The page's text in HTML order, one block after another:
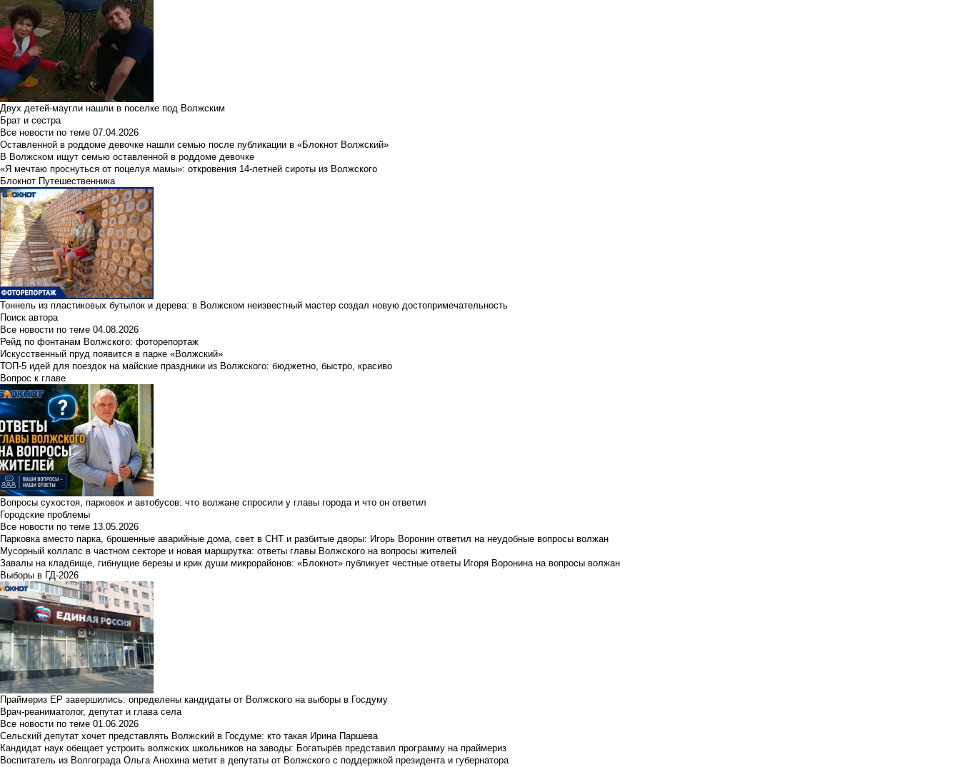
Двух детей-маугли нашли в поселке под Волжским
Брат и сестра
Все новости по теме 07.04.2026
Оставленной в роддоме девочке нашли семью после публикации в «Блокнот Волжский»
В Волжском ищут семью оставленной в роддоме девочке
«Я мечтаю проснуться от поцелуя мамы»: откровения 14-летней сироты из Волжского
Блокнот Путешественника
Тоннель из пластиковых бутылок и дерева: в Волжском неизвестный мастер создал новую достопримечательность
Поиск автора
Все новости по теме 04.08.2026
Рейд по фонтанам Волжского: фоторепортаж
Искусственный пруд появится в парке «Волжский»
ТОП-5 идей для поездок на майские праздники из Волжского: бюджетно, быстро, красиво
Вопрос к главе
Вопросы сухостоя, парковок и автобусов: что волжане спросили у главы города и что он ответил
Городские проблемы
Все новости по теме 13.05.2026
Парковка вместо парка, брошенные аварийные дома, свет в СНТ и разбитые дворы: Игорь Воронин ответил на неудобные вопросы волжан
Мусорный коллапс в частном секторе и новая маршрутка: ответы главы Волжского на вопросы жителей
Завалы на кладбище, гибнущие березы и крик души микрорайонов: «Блокнот» публикует честные ответы Игоря Воронина на вопросы волжан
Выборы в ГД-2026
Праймериз ЕР завершились: определены кандидаты от Волжского на выборы в Госдуму
Врач-реаниматолог, депутат и глава села
Все новости по теме 01.06.2026
Сельский депутат хочет представлять Волжский в Госдуме: кто такая Ирина Паршева
Кандидат наук обещает устроить волжских школьников на заводы: Богатырёв представил программу на праймериз
Воспитатель из Волгограда Ольга Анохина метит в депутаты от Волжского с поддержкой президента и губернатора